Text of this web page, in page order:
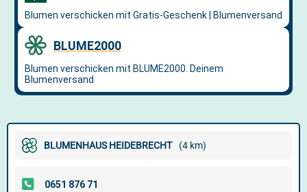
BLUMENHAUS HEIDEBRECHT (4 km)